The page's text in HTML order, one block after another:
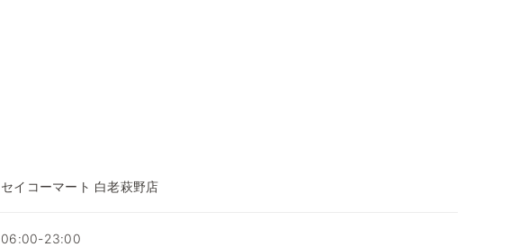
セイコーマート 白老萩野店
06:00-23:00